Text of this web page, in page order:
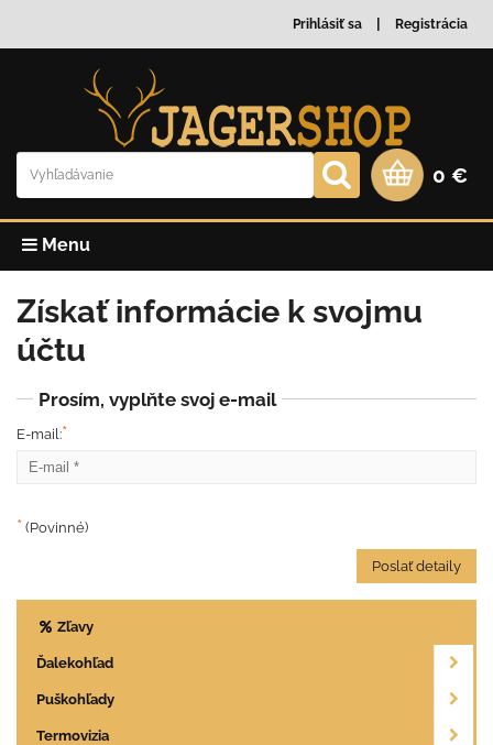
Prihlásiť sa Registrácia
0 €
Menu
Získať informácie k svojmu
účtu
Prosím, vyplňte svoj e-mail
E-mail:*
* (Povinné)
Poslať detaily
Zľavy
Ďalekohľad
Puškohľady
Termovizia